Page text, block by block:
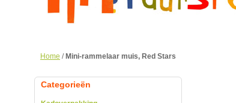
Home / Mini-rammelaar muis, Red Stars
Categorieën